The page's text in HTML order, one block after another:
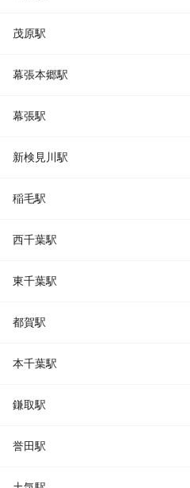
茂原駅
幕張本郷駅
幕張駅
新検見川駅
稲毛駅
西千葉駅
東千葉駅
都賀駅
本千葉駅
鎌取駅
誉田駅